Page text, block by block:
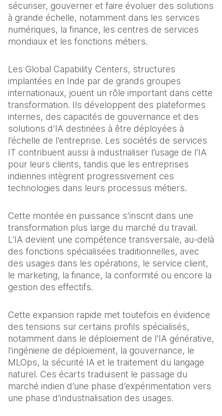
sécuriser, gouverner et faire évoluer des solutions
à grande échelle, notamment dans les services
numériques, la finance, les centres de services
mondiaux et les fonctions métiers.
Les Global Capability Centers, structures
implantées en Inde par de grands groupes
internationaux, jouent un rôle important dans cette
transformation. Ils développent des plateformes
internes, des capacités de gouvernance et des
solutions d’IA destinées à être déployées à
l’échelle de l’entreprise. Les sociétés de services
IT contribuent aussi à industrialiser l’usage de l’IA
pour leurs clients, tandis que les entreprises
indiennes intègrent progressivement ces
technologies dans leurs processus métiers.
Cette montée en puissance s’inscrit dans une
transformation plus large du marché du travail.
L’IA devient une compétence transversale, au-delà
des fonctions spécialisées traditionnelles, avec
des usages dans les opérations, le service client,
le marketing, la finance, la conformité ou encore la
gestion des effectifs.
Cette expansion rapide met toutefois en évidence
des tensions sur certains profils spécialisés,
notamment dans le déploiement de l’IA générative,
l’ingénierie de déploiement, la gouvernance, le
MLOps, la sécurité IA et le traitement du langage
naturel. Ces écarts traduisent le passage du
marché indien d’une phase d’expérimentation vers
une phase d’industrialisation des usages.